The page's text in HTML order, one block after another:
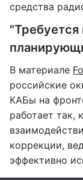
средства
В материале
российские
КАБы на
работает так,
коррекции,
эффективно